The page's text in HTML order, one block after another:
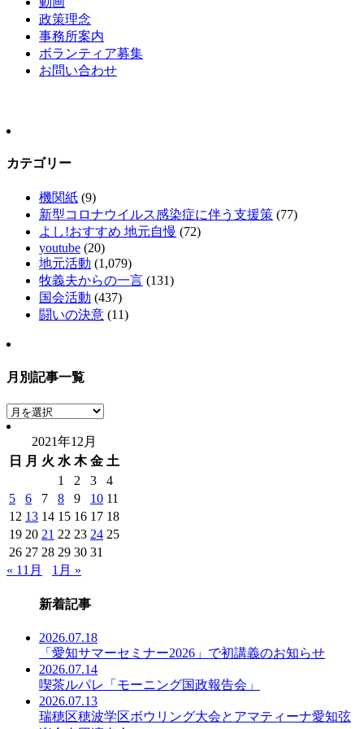
政策理念
事務所案内
ボランティア募集
お問い合わせ
カテゴリー
機関紙 (9)
新型コロナウイルス感染症に伴う支援策 (77)
よし!おすすめ 地元自慢 (72)
youtube (20)
地元活動 (1,079)
牧義夫からの一言 (131)
国会活動 (437)
闘いの決意 (11)
月別記事一覧
月
別
事
覧
2021年12月
日
月 火 水 木 金 土
1
2 3
4
5
6 7 8 9 10 11
12 13 14 15 16 17 18
19 20 21 22 23 24 25
26 27 28 29 30 31
« 11月
1月 »
新着記事
2026.07.18
「愛知サマーセミナー2026」で初講義のお知らせ
2026.07.14
喫茶ルパレ「モーニング国政報告会」
2026.07.13
瑞穂区穂波学区ボウリング大会とアマティーナ愛知弦